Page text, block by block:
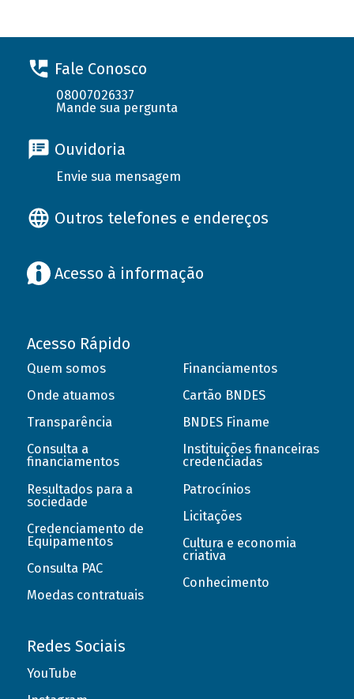
Fale Conosco
08007026337
Mande sua pergunta
Ouvidoria
Envie sua mensagem
Outros telefones e endereços
Acesso à informação
Acesso Rápido
Quem somos
Onde atuamos
Transparência
Consulta a
financiamentos
Resultados para a
sociedade
Credenciamento de
Equipamentos
Consulta PAC
Moedas contratuais
Financiamentos
Cartão BNDES
BNDES Finame
Instituições financeiras
credenciadas
Patrocínios
Licitações
Cultura e economia
criativa
Conhecimento
Redes Sociais
YouTube